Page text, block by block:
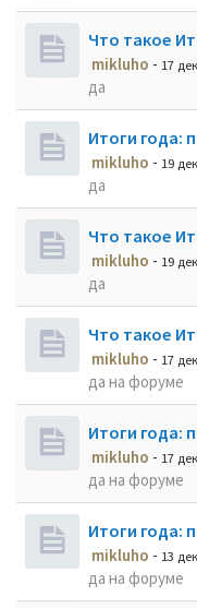
Что такое
mikluho - 17
да
Итоги года:
mikluho - 19
да
Что такое
mikluho - 19
да
Что такое
mikluho - 17
да на форуме
Итоги года:
mikluho - 17
да на форуме
Итоги года:
mikluho - 13
да на форуме